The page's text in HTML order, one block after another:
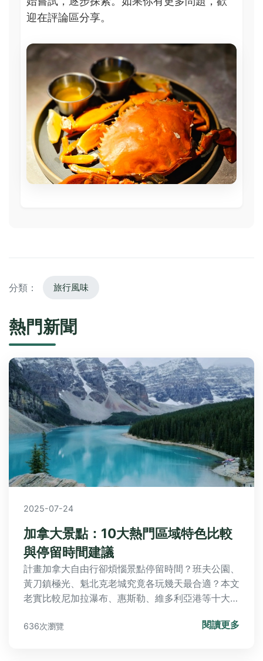
迎在評論區分享。
分類： 旅行風味
熱門新聞
2025-07-24
加拿大景點：10大熱門區域特色比較
與停留時間建議
計畫加拿大自由行卻煩惱景點停留時間？班夫公園、
黃刀鎮極光、魁北克老城究竟各玩幾天最合適？本文
老實比較尼加拉瀑布、惠斯勒、維多利亞港等十大熱
給你真實行程建議與Q&A解答！
636次瀏覽 閱讀更多